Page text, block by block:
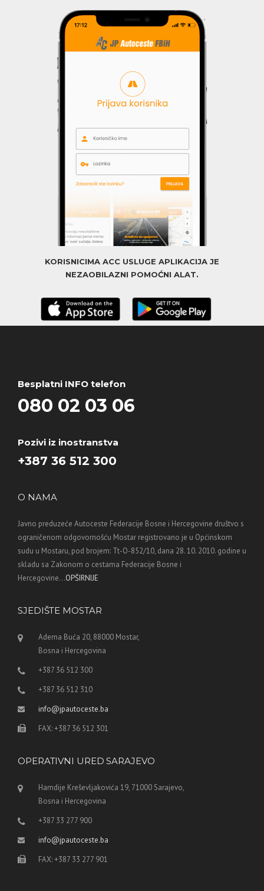
KORISNICIMA ACC USLUGE APLIKACIJA JE
NEZAOBILAZNI POMOĆNI ALAT.
Besplatni INFO telefon
080 02 03 06
Pozivi iz inostranstva
+387 36 512 300
O NAMA
Javno preduzeće Autoceste Federacije Bosne i Hercegovine društvo s
ograničenom odgovornošću Mostar registrovano je u Općinskom
sudu u Mostaru, pod brojem: Tt-O-852/10, dana 28. 10. 2010. godine u
skladu sa Zakonom o cestama Federacije Bosne i
Hercegovine...OPŠIRNIJE
SJEDIŠTE MOSTAR
Adema Buća 20, 88000 Mostar,
Bosna i Hercegovina
+387 36 512 300
+387 36 512 310
info@jpautoceste.ba
FAX: +387 36 512 301
OPERATIVNI URED SARAJEVO
Hamdije Kreševljakovića 19, 71000 Sarajevo,
Bosna i Hercegovina
+387 33 277 900
info@jpautoceste.ba
FAX: +387 33 277 901